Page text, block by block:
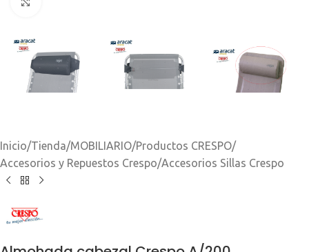
Inicio/Tienda/MOBILIARIO/Productos CRESPO/
Accesorios y Repuestos Crespo/Accesorios Sillas Crespo